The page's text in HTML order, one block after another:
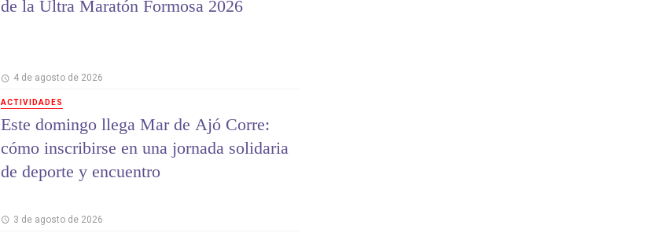
de la Ultra Maratón Formosa 2026
4 de agosto de 2026
ACTIVIDADES
Este domingo llega Mar de Ajó Corre:
cómo inscribirse en una jornada solidaria
de deporte y encuentro
3 de agosto de 2026